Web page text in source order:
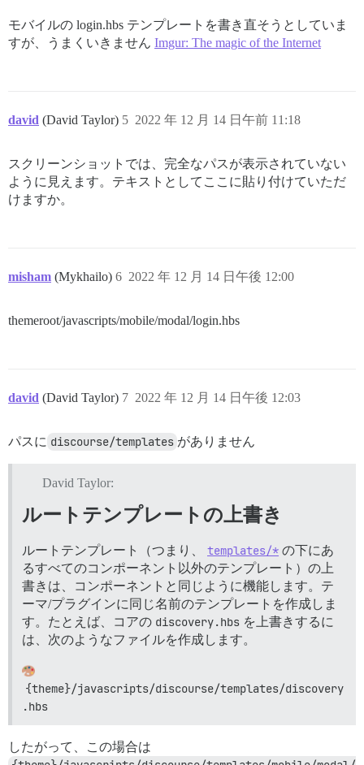
モバイルの login.hbs テンプレートを書き直そうとしていま
すが、うまくいきません Imgur: The magic of the Internet
david (David Taylor) 2022 年 12 月 14 日午前 11:18
5
スクリーンショットでは、完全なパスが表示されていない
ように見えます。テキストとしてここに貼り付けていただ
けますか。
misham (Mykhailo) 2022 年 12 月 14 日午後 12:00
6
themeroot/javascripts/mobile/modal/login.hbs
david (David Taylor) 2022 年 12 月 14 日午後 12:03
7
パスに discourse/templates がありません
David Taylor:
ルートテンプレートの上書き
ルートテンプレート（つまり、 templates/* の下にあ
るすべてのコンポーネント以外のテンプレート）の上
書きは、コンポーネントと同じように機能します。テ
ーマ/プラグインに同じ名前のテンプレートを作成しま
す。たとえば、コアの discovery.hbs を上書きするに
は、次のようなファイルを作成します。
{theme}/javascripts/discourse/templates/discovery
.hbs
したがって、この場合は